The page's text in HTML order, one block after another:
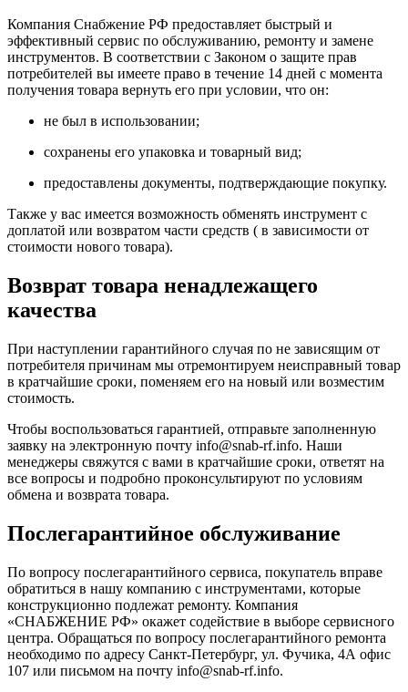
Компания Снабжение РФ предоставляет быстрый и
эффективный сервис по обслуживанию, ремонту и замене
инструментов. В соответствии с Законом о защите прав
потребителей вы имеете право в течение 14 дней с момента
получения товара вернуть его при условии, что он:
не был в использовании;
сохранены его упаковка и товарный вид;
предоставлены документы, подтверждающие покупку.
Также у вас имеется возможность обменять инструмент с
доплатой или возвратом части средств ( в зависимости от
стоимости нового товара).
Возврат товара ненадлежащего
качества
При наступлении гарантийного случая по не зависящим от
потребителя причинам мы отремонтируем неисправный товар
в кратчайшие сроки, поменяем его на новый или возместим
стоимость.
Чтобы воспользоваться гарантией, отправьте заполненную
заявку на электронную почту info@snab-rf.info. Наши
менеджеры свяжутся с вами в кратчайшие сроки, ответят на
все вопросы и подробно проконсультируют по условиям
обмена и возврата товара.
Послегарантийное обслуживание
По вопросу послегарантийного сервиса, покупатель вправе
обратиться в нашу компанию с инструментами, которые
конструкционно подлежат ремонту. Компания
«СНАБЖЕНИЕ РФ» окажет содействие в выборе сервисного
центра. Обращаться по вопросу послегарантийного ремонта
необходимо по адресу Санкт-Петербург, ул. Фучика, 4А офис
107 или письмом на почту info@snab-rf.info.